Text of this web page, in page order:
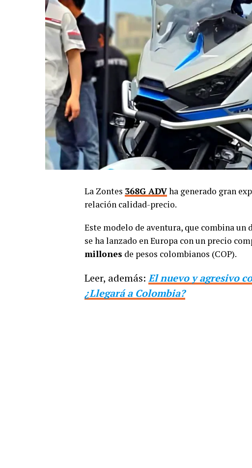
La Zontes 368G ADVha generado gran
relación calidad-precio.
Este modelo de aventura, que combina
se ha lanzado en Europa con un precio
millones de pesos colombianos (COP).
Leer, además: El nuevo y agresivo
¿Llegará a Colombia?